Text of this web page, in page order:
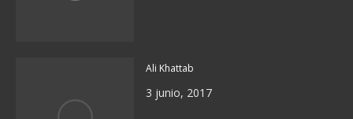
Ali Khattab
3 junio, 2017